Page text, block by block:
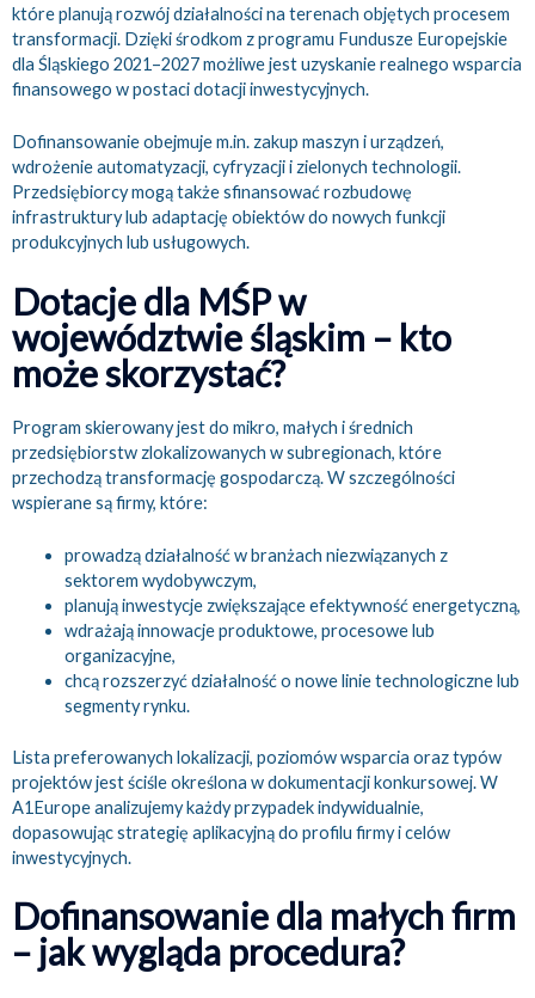
które planują rozwój działalności na terenach objętych procesem
transformacji. Dzięki środkom z programu Fundusze Europejskie
dla Śląskiego 2021–2027 możliwe jest uzyskanie realnego wsparcia
finansowego w postaci dotacji inwestycyjnych.
Dofinansowanie obejmuje m.in. zakup maszyn i urządzeń,
wdrożenie automatyzacji, cyfryzacji i zielonych technologii.
Przedsiębiorcy mogą także sfinansować rozbudowę
infrastruktury lub adaptację obiektów do nowych funkcji
produkcyjnych lub usługowych.
Dotacje dla MŚP w
województwie śląskim – kto
może skorzystać?
Program skierowany jest do mikro, małych i średnich
przedsiębiorstw zlokalizowanych w subregionach, które
przechodzą transformację gospodarczą. W szczególności
wspierane są firmy, które:
prowadzą działalność w branżach niezwiązanych z
sektorem wydobywczym,
planują inwestycje zwiększające efektywność energetyczną,
wdrażają innowacje produktowe, procesowe lub
organizacyjne,
chcą rozszerzyć działalność o nowe linie technologiczne lub
segmenty rynku.
Lista preferowanych lokalizacji, poziomów wsparcia oraz typów
projektów jest ściśle określona w dokumentacji konkursowej. W
A1Europe analizujemy każdy przypadek indywidualnie,
dopasowując strategię aplikacyjną do profilu firmy i celów
inwestycyjnych.
Dofinansowanie dla małych firm
– jak wygląda procedura?